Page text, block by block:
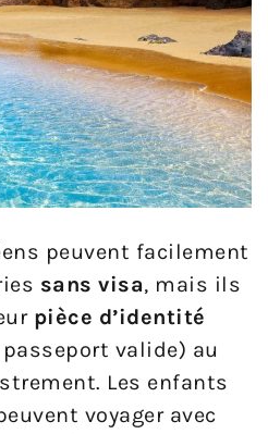
peuvent facilement
sans visa, mais ils
pièce d’identité
valide) au
Les enfants
voyager avec